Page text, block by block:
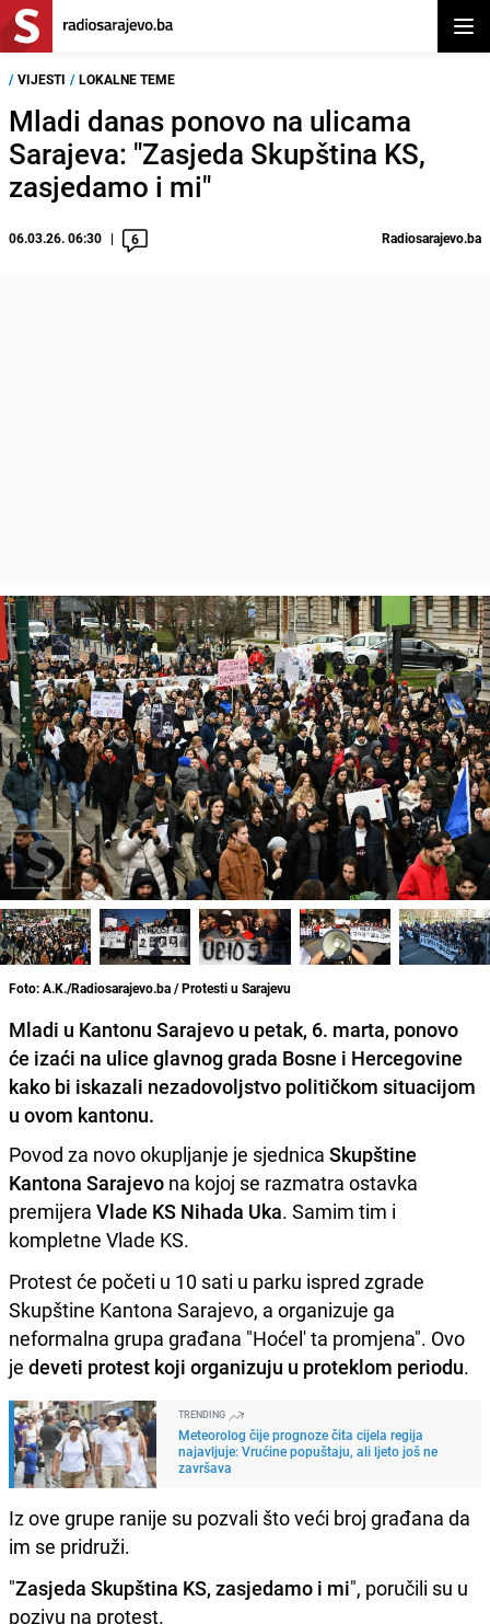
/ VIJESTI / LOKALNE TEME
Mladi danas ponovo na ulicama
Sarajeva: "Zasjeda Skupština KS,
zasjedamo i mi"
06.03.26. 06:30 6 Radiosarajevo.ba
Foto: A.K./Radiosarajevo.ba / Protesti u Sarajevu
Mladi u Kantonu Sarajevo u petak, 6. marta, ponovo
će izaći na ulice glavnog grada Bosne i Hercegovine
kako bi iskazali nezadovoljstvo političkom situacijom
u ovom kantonu.
Povod za novo okupljanje je sjednica Skupštine
Kantona Sarajevo na kojoj se razmatra ostavka
premijera Vlade KS Nihada Uka. Samim tim i
kompletne Vlade KS.
Protest će početi u 10 sati u parku ispred zgrade
Skupštine Kantona Sarajevo, a organizuje ga
neformalna grupa građana "Hoćel' ta promjena". Ovo
je deveti protest koji organizuju u proteklom periodu.
TRENDING
Meteorolog čije prognoze čita cijela regija
najavljuje: Vrućine popuštaju, ali ljeto još ne
završava
Iz ove grupe ranije su pozvali što veći broj građana da
im se pridruži.
"Zasjeda Skupština KS, zasjedamo i mi", poručili su u
pozivu na protest.